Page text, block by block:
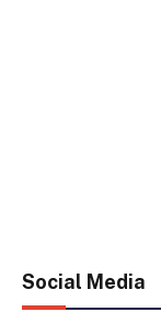
Social Media